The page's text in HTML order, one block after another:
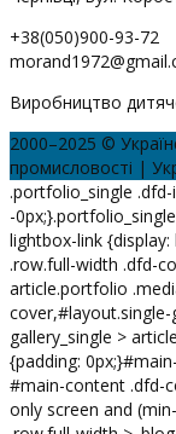
+38(050)900-93-72
Виробництво
2000–2025 ©
промисловості |
.portfolio_single
-
lightbox-link
.row.full-width .dfd-
article.portfolio
gallery_single >
{padding:
#main-content .dfd-
only screen and